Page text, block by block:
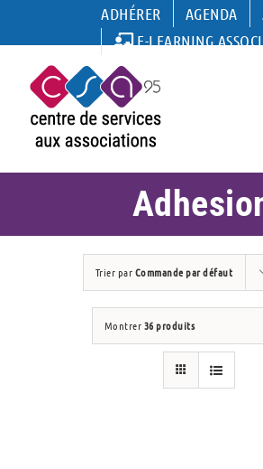
ADHÉRER AGENDA
E-LEARNING
Trier parCommande par défaut
Montrer36 produits